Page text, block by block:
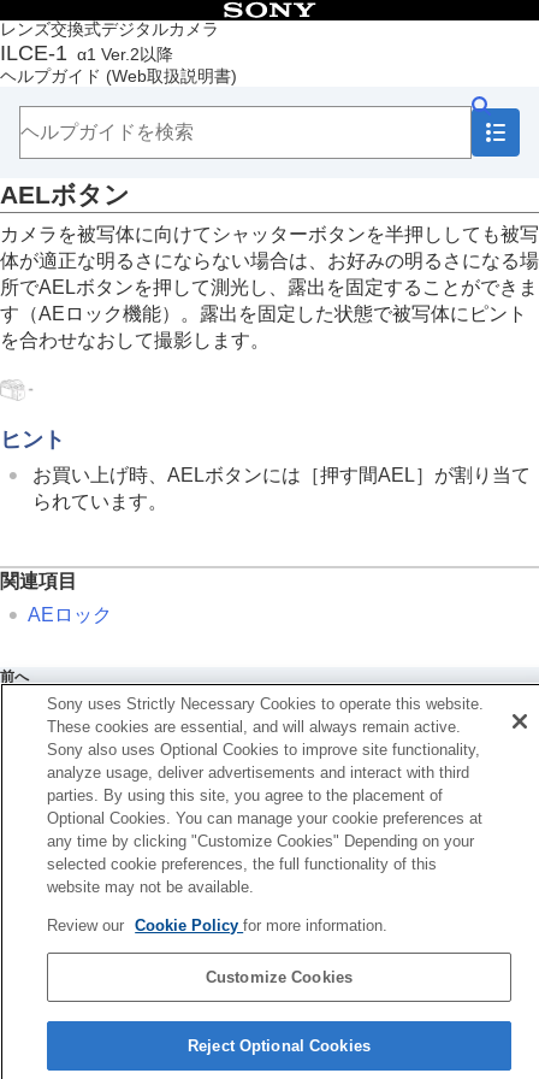
レンズ交換式デジタルカメラ
ILCE-1 α1 Ver.2以降
ヘルプガイド (Web取扱説明書)
目次
トップページ
ヘルプガイドの使いかた
本体と付属品を確認する
本機の基本操作
タッチパネル
タッチ機能アイコン
コントロールホイール
マルチセレクター
モードダイヤル
フォーカスモードダイヤル
C（カスタム）ボタン
DISP（画面表示切換）ボタン
AF-ONボタン
キーボード画面
準備/基本的な撮影
MENU一覧から機能を探す
撮影機能を活用する
カメラをカスタマイズする
再生する
カメラの設定を変更する
スマートフォンでできること
パソコンでできること
クラウドサービスを利用する
AELボタン
カメラを被写体に向けてシャッターボタンを半押ししても被写
体が適正な明るさにならない場合は、お好みの明るさになる場
所でAELボタンを押して測光し、露出を固定することができま
す（AEロック機能）。露出を固定した状態で被写体にピント
を合わせなおして撮影します。
ヒント
お買い上げ時、AELボタンには ［押す間AEL］ が割り当て
られています。
関連項目
AEロック
前へ
ボタン
次へ
AF-ONボ
TP1001367307
ヘルプガイドをご覧ください。
言語選択ページへ
5-060-285-03(2)
Sony uses Strictly Necessary Cookies to operate this website.
These cookies are essential, and will always remain active.
Sony also uses Optional Cookies to improve site functionality,
analyze usage, deliver advertisements and interact with third
parties. By using this site, you agree to the placement of
Optional Cookies. You can manage your cookie preferences at
any time by clicking "Customize Cookies" Depending on your
selected cookie preferences, the full functionality of this
website may not be available.
Review our Cookie Policyfor more information.
Customize Cookies
Reject Optional Cookies